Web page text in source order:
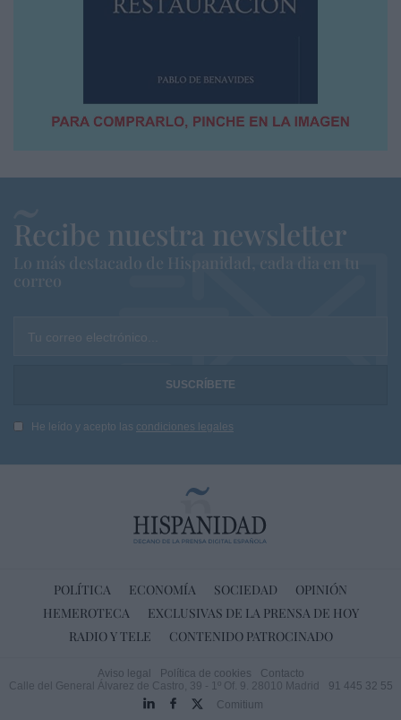
Recibe nuestra newsletter
Lo más destacado de Hispanidad, cada dia en tu
correo
Tu correo electrónico...
He leído y acepto las condiciones legales
POLÍTICA ECONOMÍA SOCIEDAD
OPINIÓN
HEMEROTECA
EXCLUSIVAS DE LA PRENSA DE HOY
RADIO Y TELE
CONTENIDO PATROCINADO
Aviso legal Política de cookies
Contacto
Calle del General Álvarez de Castro, 39 - 1º Of. 9. 28010 Madrid
91 445 32 55
Comitium